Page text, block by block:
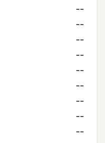
--
--
--
--
--
--
--
--
--